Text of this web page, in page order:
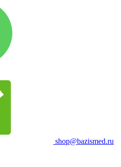
shop@bazismed.ru